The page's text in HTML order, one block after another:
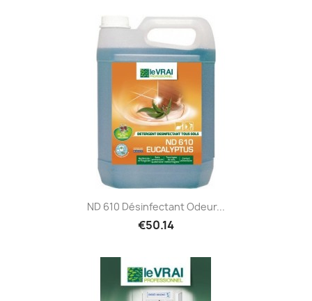
ND 610 Désinfectant Odeur...
€50.14